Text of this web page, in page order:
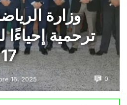
وزارة
ترحمية
17 أكتوبر 1961
16, 2025 0